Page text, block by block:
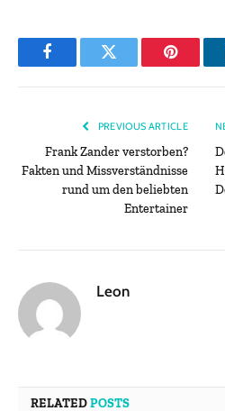
FacebookTwitter
PREVIOUS ARTICLE
Frank Zander verstorben?
Fakten und Missverständnisse
rund um den beliebten
Entertainer
Leon
RELATEDPOSTS